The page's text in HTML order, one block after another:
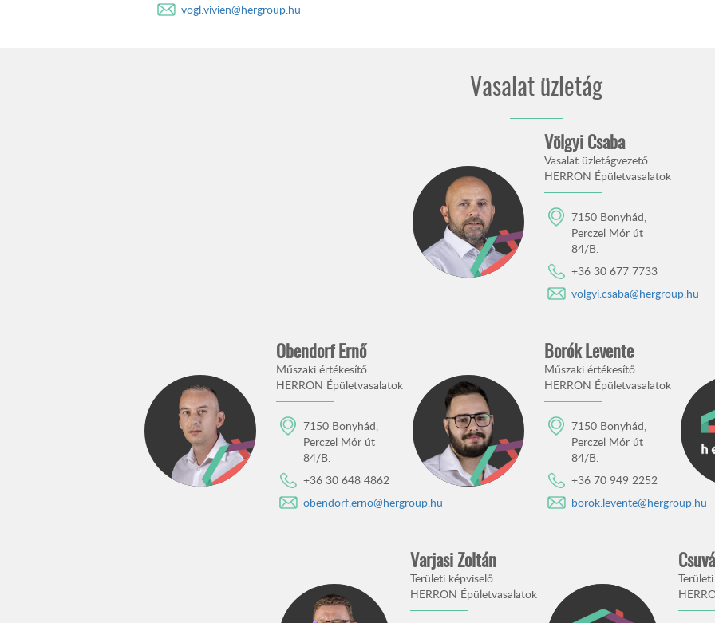
vogl.vivien@hergroup.hu
Vasalat üzletág
Völgyi Csaba
Vasalat üzletágvezető
HERRON Épületvasalatok
7150 Bonyhád,
Perczel Mór út
84/B.
+36 30 677 7733
volgyi.csaba@hergroup.hu
Obendorf Ernő
Műszaki értékesítő
HERRON Épületvasalatok
7150 Bonyhád,
Perczel Mór út
84/B.
+36 30 648 4862
obendorf.erno@hergroup.hu
Borók Levente
Műszaki értékesítő
HERRON Épületvasalatok
7150 Bonyhád,
Perczel Mór út
84/B.
+36 70 949 2252
borok.levente@hergroup.hu
Varjasi Zoltán
Területi képviselő
HERRON Épületvasalatok